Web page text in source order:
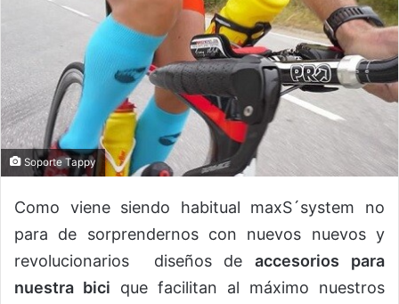
Soporte Tappy
Como viene siendo habitual maxS´system no
para de sorprendernos con nuevos nuevos y
revolucionarios diseños deaccesorios para
nuestra bici que facilitan al máximo nuestros